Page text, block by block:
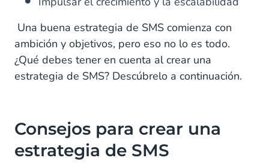
Una buena estrategia de SMS comienza con
ambición y objetivos, pero eso no lo es todo.
¿Qué debes tener en cuenta al crear una
estrategia de SMS? Descúbrelo a continuación.
Consejos para crear una
estrategia de SMS